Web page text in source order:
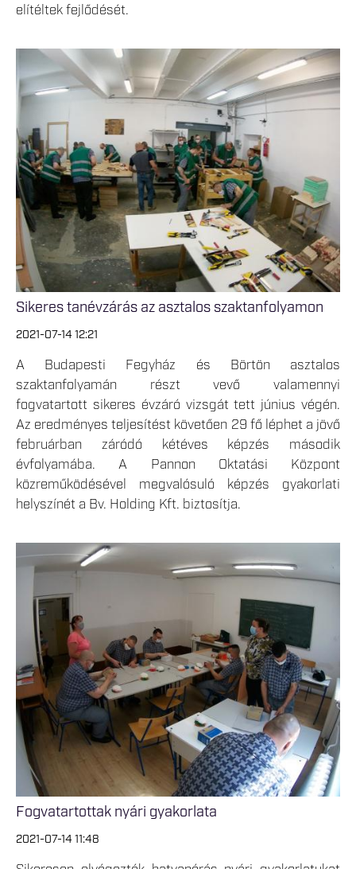
elítéltek fejlődését.
Sikeres tanévzárás az asztalos szaktanfolyamon
2021-07-14 12:21
A Budapesti Fegyház és Börtön asztalos
szaktanfolyamán részt vevő valamennyi
fogvatartott sikeres évzáró vizsgát tett június végén.
Az eredményes teljesítést követően 29 fő léphet a jövő
februárban záródó kétéves képzés második
évfolyamába. A Pannon Oktatási Központ
közreműködésével megvalósuló képzés gyakorlati
helyszínét a Bv. Holding Kft. biztosítja.
Fogvatartottak nyári gyakorlata
2021-07-14 11:48